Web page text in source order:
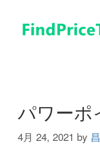
パワーポ
4月 24, 2021 by